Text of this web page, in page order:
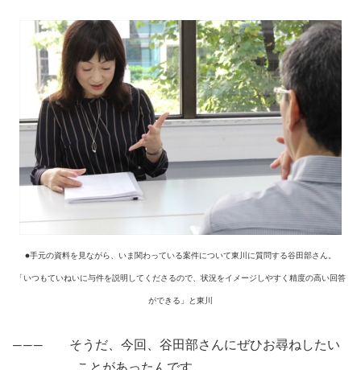
●手元の資料を見ながら、いま関わっている案件について東川に質問する谷田部さん。
「いつもていねいに与件を説明してくださるので、状況をイメージしやすく精度の高い回答
ができる」と東川
――― そうだ、今回、谷田部さんにぜひお尋ねしたい